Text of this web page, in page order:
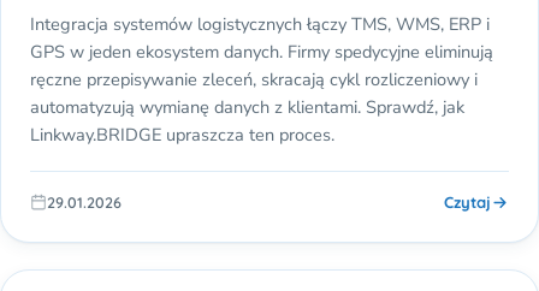
Integracja systemów logistycznych łączy TMS, WMS, ERP i
GPS w jeden ekosystem danych. Firmy spedycyjne eliminują
ręczne przepisywanie zleceń, skracają cykl rozliczeniowy i
automatyzują wymianę danych z klientami. Sprawdź, jak
Linkway.BRIDGE upraszcza ten proces.
29.01.2026 Czytaj